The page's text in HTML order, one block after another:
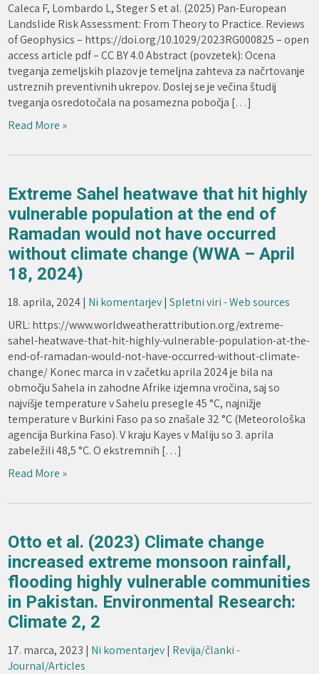
Caleca F, Lombardo L, Steger S et al. (2025) Pan-European
Landslide Risk Assessment: From Theory to Practice. Reviews
of Geophysics – https://doi.org/10.1029/2023RG000825 – open
access article pdf – CC BY 4.0 Abstract (povzetek): Ocena
tveganja zemeljskih plazov je temeljna zahteva za načrtovanje
ustreznih preventivnih ukrepov. Doslej se je večina študij
tveganja osredotočala na posamezna pobočja […]
Read More »
Extreme Sahel heatwave that hit highly
vulnerable population at the end of
Ramadan would not have occurred
without climate change (WWA – April
18, 2024)
18. aprila, 2024| Ni komentarjev|Spletni viri - Web sources
URL: https://www.worldweatherattribution.org/extreme-
sahel-heatwave-that-hit-highly-vulnerable-population-at-the-
end-of-ramadan-would-not-have-occurred-without-climate-
change/ Konec marca in v začetku aprila 2024 je bila na
območju Sahela in zahodne Afrike izjemna vročina, saj so
najvišje temperature v Sahelu presegle 45 °C, najnižje
temperature v Burkini Faso pa so znašale 32 °C (Meteorološka
agencija Burkina Faso). V kraju Kayes v Maliju so 3. aprila
zabeležili 48,5 °C. O ekstremnih […]
Read More »
Otto et al. (2023) Climate change
increased extreme monsoon rainfall,
flooding highly vulnerable communities
in Pakistan. Environmental Research:
Climate 2, 2
17. marca, 2023 | Ni komentarjev| Revija/članki -
Journal/Articles